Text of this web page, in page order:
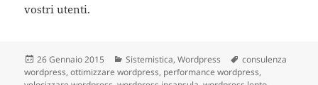
vostri utenti.
Scritto
il
26 Gennaio 2015 Categorie
Sistemistica,Wordpress Tag
consulenza
wordpress,ottimizzare wordpress, performance wordpress,